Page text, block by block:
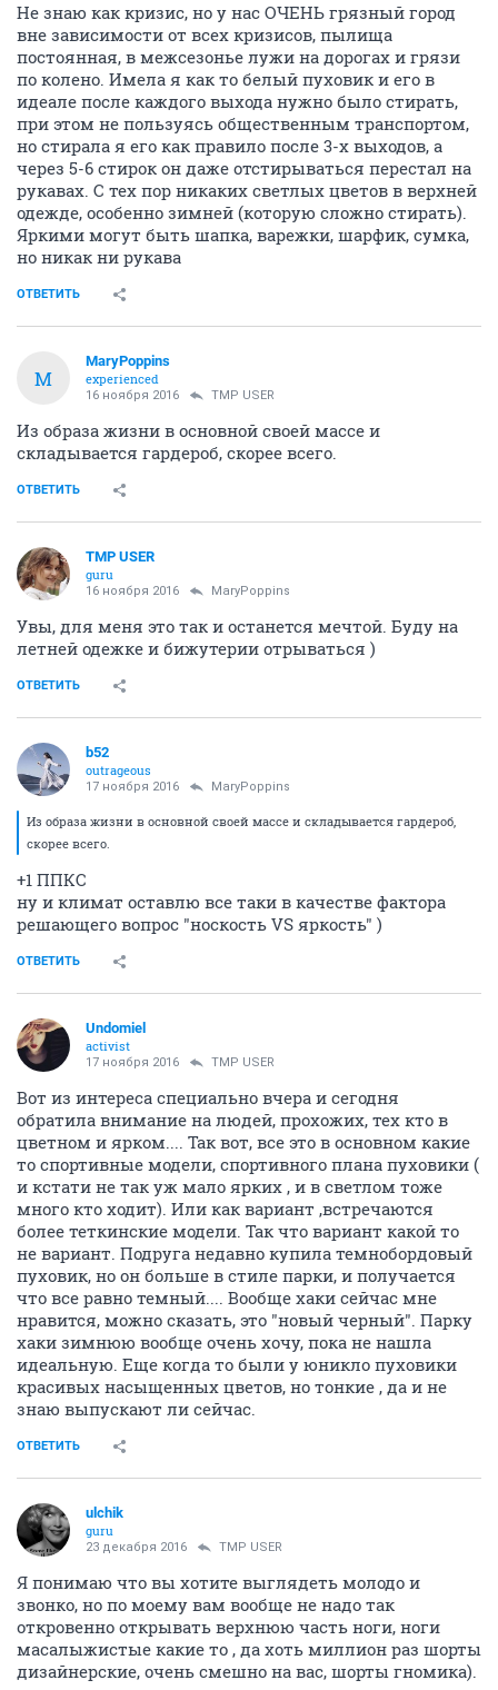
Не знаю как кризис, но у нас ОЧЕНЬ грязный город
вне зависимости от всех кризисов, пылища
постоянная, в межсезонье лужи на дорогах и грязи
по колено. Имела я как то белый пуховик и его в
идеале после каждого выхода нужно было стирать,
при этом не пользуясь общественным транспортом,
но стирала я его как правило после 3-х выходов, а
через 5-6 стирок он даже отстирываться перестал на
рукавах. С тех пор никаких светлых цветов в верхней
одежде, особенно зимней (которую сложно стирать).
Яркими могут быть шапка, варежки, шарфик, сумка,
но никак ни рукава
ОТВЕТИТЬ
M
MaryPoppins
experienced
16 ноября 2016 TMP USER
Из образа жизни в основной своей массе и
складывается гардероб, скорее всего.
ОТВЕТИТЬ
TMP USER
guru
16 ноября 2016 MaryPoppins
Увы, для меня это так и останется мечтой. Буду на
летней одежке и бижутерии отрываться )
ОТВЕТИТЬ
b52
outrageous
17 ноября 2016 MaryPoppins
Из образа жизни в основной своей массе и складывается гардероб,
скорее всего.
+1 ППКС
ну и климат оставлю все таки в качестве фактора
решающего вопрос "носкость VS яркость" )
ОТВЕТИТЬ
Undomiel
activist
17 ноября 2016 TMP USER
Вот из интереса специально вчера и сегодня
обратила внимание на людей, прохожих, тех кто в
цветном и ярком.... Так вот, все это в основном какие
то спортивные модели, спортивного плана пуховики (
и кстати не так уж мало ярких , и в светлом тоже
много кто ходит). Или как вариант ,встречаются
более теткинские модели. Так что вариант какой то
не вариант. Подруга недавно купила темнобордовый
пуховик, но он больше в стиле парки, и получается
что все равно темный.... Вообще хаки сейчас мне
нравится, можно сказать, это "новый черный". Парку
хаки зимнюю вообще очень хочу, пока не нашла
идеальную. Еще когда то были у юникло пуховики
красивых насыщенных цветов, но тонкие , да и не
знаю выпускают ли сейчас.
ОТВЕТИТЬ
ulchik
guru
23 декабря 2016 TMP USER
Я понимаю что вы хотите выглядеть молодо и
звонко, но по моему вам вообще не надо так
откровенно открывать верхнюю часть ноги, ноги
масалыжистые какие то , да хоть миллион раз шорты
дизайнерские, очень смешно на вас, шорты гномика).